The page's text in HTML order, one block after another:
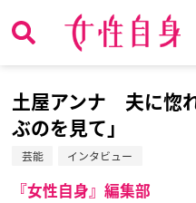
土屋アンナ 夫に惚
ぶのを見て」
芸能 インタビュー
『女性自身』編集部